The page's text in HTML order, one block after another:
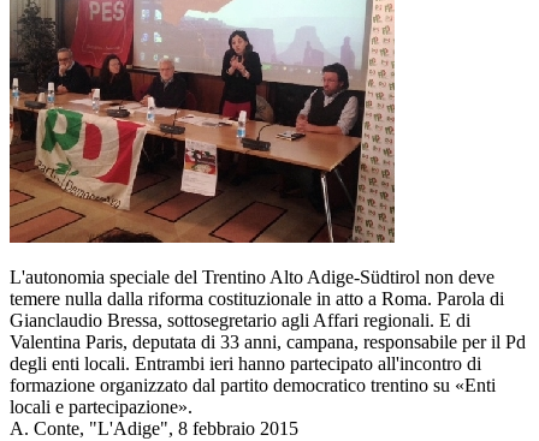
L'autonomia speciale del Trentino Alto Adige-Südtirol non deve
temere nulla dalla riforma costituzionale in atto a Roma. Parola di
Gianclaudio Bressa, sottosegretario agli Affari regionali. E di
Valentina Paris, deputata di 33 anni, campana, responsabile per il Pd
degli enti locali. Entrambi ieri hanno partecipato all'incontro di
formazione organizzato dal partito democratico trentino su «Enti
locali e partecipazione».
A. Conte, "L'Adige", 8 febbraio 2015